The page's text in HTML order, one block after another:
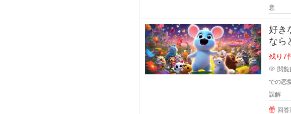
意
好き
なら
階で
残り7
閲
での恋
誤解
回